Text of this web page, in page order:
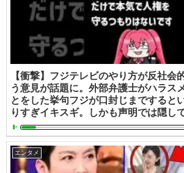
【衝撃】フジテレビのやり方が反社会
う意見が話題に。外部弁護士がハラス
とをした挙句フジが口封じまですると
りすぎイキスギ。しかも声明では隠し
エンタメ